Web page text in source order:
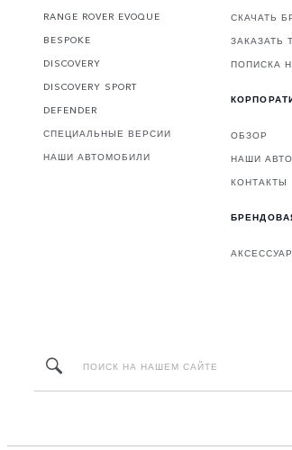
RANGE ROVER EVOQUE
BESPOKE
DISCOVERY
DISCOVERY SPORT
DEFENDER
СПЕЦИАЛЬНЫЕ ВЕРСИИ
НАШИ АВТОМОБИЛИ
СКАЧАТЬ
ЗАКАЗАТЬ
ПОПИСКА
ОБЗОР
НАШИ
КОНТАКТЫ